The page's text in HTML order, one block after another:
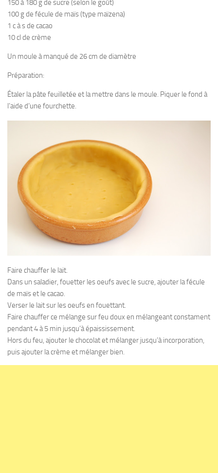
150 à 180 g de sucre (selon le goût)
100 g de fécule de maïs (type maïzena)
1 c à s de cacao
10 cl de crème
Un moule à manqué de 26 cm de diamètre
Préparation:
Étaler la pâte feuilletée et la mettre dans le moule. Piquer le fond à
l’aide d’une fourchette.
Faire chauffer le lait.
Dans un saladier, fouetter les oeufs avec le sucre, ajouter la fécule
de maïs et le cacao.
Verser le lait sur les oeufs en fouettant.
Faire chauffer ce mélange sur feu doux en mélangeant constament
pendant 4 à 5 min jusqu’à épaississement.
Hors du feu, ajouter le chocolat et mélanger jusqu’à incorporation,
puis ajouter la crème et mélanger bien.